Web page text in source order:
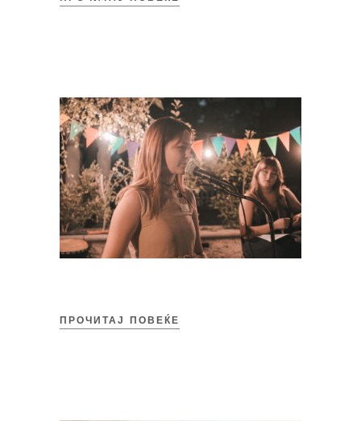
ПРОЧИТАЈ ПОВЕЌЕ